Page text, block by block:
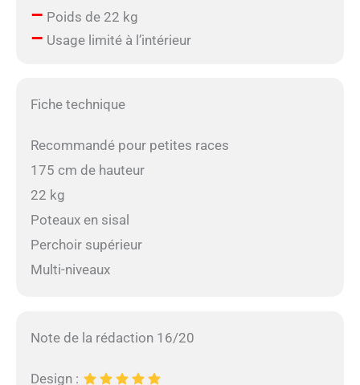
– Poids de 22 kg
– Usage limité à l’intérieur
Fiche technique
Recommandé pour petites races
175 cm de hauteur
22 kg
Poteaux en sisal
Perchoir supérieur
Multi-niveaux
Note de la rédaction 16/20
Design :